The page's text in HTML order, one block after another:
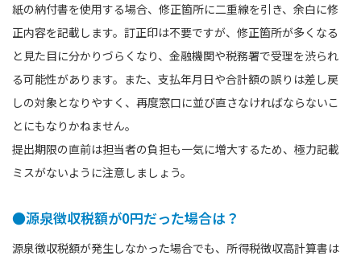
紙の納付書を使用する場合、修正箇所に二重線を引き、余白に修
正内容を記載します。訂正印は不要ですが、修正箇所が多くなる
と見た目に分かりづらくなり、金融機関や税務署で受理を渋られ
る可能性があります。また、支払年月日や合計額の誤りは差し戻
しの対象となりやすく、再度窓口に並び直さなければならないこ
とにもなりかねません。
提出期限の直前は担当者の負担も一気に増大するため、極力記載
ミスがないように注意しましょう。
●源泉徴収税額が0円だった場合は？
源泉徴収税額が発生しなかった場合でも、所得税徴収高計算書は